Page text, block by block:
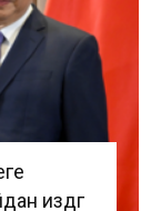
издөөгө